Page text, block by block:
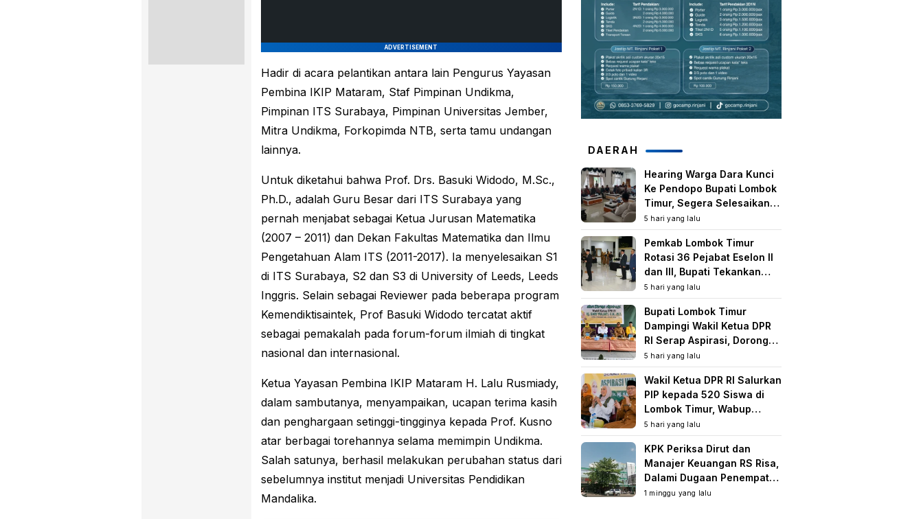
ADVERTISEMENT
Hadir di acara pelantikan antara lain Pengurus Yayasan
Pembina IKIP Mataram, Staf Pimpinan Undikma,
Pimpinan ITS Surabaya, Pimpinan Universitas Jember,
Mitra Undikma, Forkopimda NTB, serta tamu undangan
lainnya.
Untuk diketahui bahwa Prof. Drs. Basuki Widodo, M.Sc.,
Ph.D., adalah Guru Besar dari ITS Surabaya yang
pernah menjabat sebagai Ketua Jurusan Matematika
(2007 – 2011) dan Dekan Fakultas Matematika dan Ilmu
Pengetahuan Alam ITS (2011-2017). Ia menyelesaikan S1
di ITS Surabaya, S2 dan S3 di University of Leeds, Leeds
Inggris. Selain sebagai Reviewer pada beberapa program
Kemendiktisaintek, Prof Basuki Widodo tercatat aktif
sebagai pemakalah pada forum-forum ilmiah di tingkat
nasional dan internasional.
Ketua Yayasan Pembina IKIP Mataram H. Lalu Rusmiady,
dalam sambutanya, menyampaikan, ucapan terima kasih
dan penghargaan setinggi-tingginya kepada Prof. Kusno
atar berbagai torehannya selama memimpin Undikma.
Salah satunya, berhasil melakukan perubahan status dari
sebelumnya institut menjadi Universitas Pendidikan
Mandalika.
DAERAH
Hearing Warga Dara Kunci
Ke Pendopo Bupati Lombok
Timur, Segera Selesaikan
Konflik Agraria Eks HGU
Tanjung Kenanga
5 hari yang lalu
Pemkab Lombok Timur
Rotasi 36 Pejabat Eselon II
dan III, Bupati Tekankan
Peningkatan Kinerja dan
Pelayanan Publik
5 hari yang lalu
Bupati Lombok Timur
Dampingi Wakil Ketua DPR
RI Serap Aspirasi, Dorong
Program Strategis untuk
Kesejahteraan Masyarakat
5 hari yang lalu
Wakil Ketua DPR RI Salurkan
PIP kepada 520 Siswa di
Lombok Timur, Wabup
Tekankan Pentingnya
Pendidikan dan
Pencegahan Perkawinan
Anak
5 hari yang lalu
KPK Periksa Dirut dan
Manajer Keuangan RS Risa,
Dalami Dugaan Penempatan
Dana Rp2,25 Miliar oleh
1 minggu yang lalu